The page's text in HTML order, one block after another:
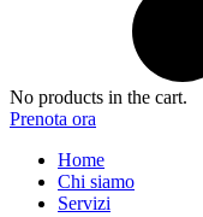
No products in the cart.
Prenota ora
Home
Chi siamo
Servizi